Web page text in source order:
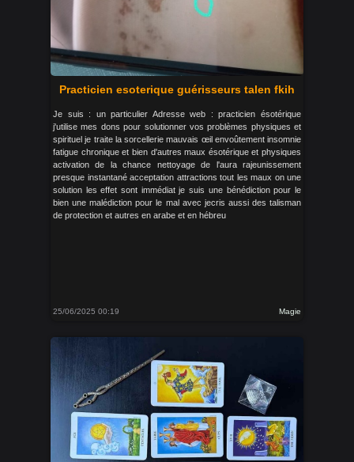
Practicien esoterique guérisseurs talen fkih
Je suis : un particulier Adresse web : practicien ésotérique
j'utilise mes dons pour solutionner vos problèmes physiques et
spirituel je traite la sorcellerie mauvais œil envoûtement insomnie
fatigue chronique et bien d'autres maux ésotérique et physiques
activation de la chance nettoyage de l'aura rajeunissement
presque instantané acceptation attractions tout les maux on une
solution les effet sont immédiat je suis une bénédiction pour le
bien une malédiction pour le mal avec jecris aussi des talisman
de protection et autres en arabe et en hébreu
25/06/2025 00:19 Magie